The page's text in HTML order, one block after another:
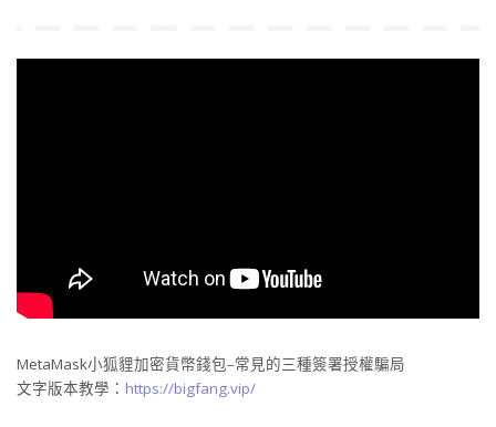
MetaMask小狐貍加密貨幣錢包–常見的三種簽署授權騙局
文字版本教學： https://bigfang.vip/